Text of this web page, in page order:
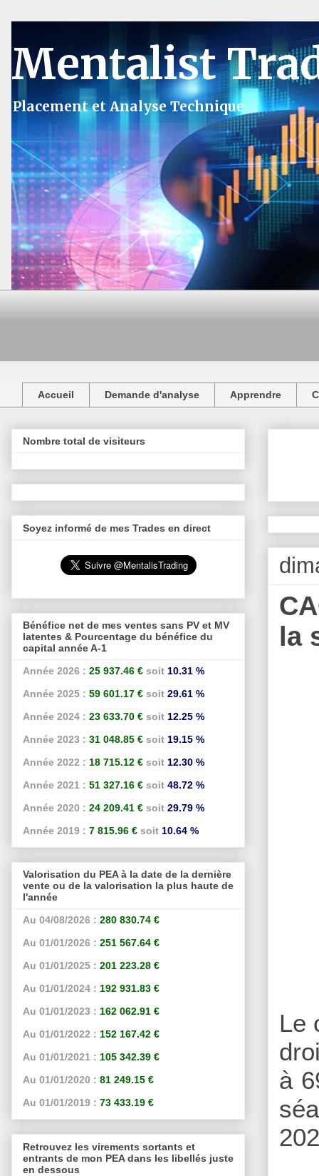
Mentalist
Placement et Analyse Technique
Accueil Demande d'analyse Apprendre
la
Le
à
Nombre total de visiteurs
Soyez informé de mes Trades en direct
Bénéfice net de mes ventes sans PV et MV
latentes & Pourcentage du bénéfice du
capital année A-1
Année 2026 : 25 937.46 € soit 10.31 %
Année 2025 : 59 601.17 € soit 29.61 %
Année 2024 : 23 633.70 € soit 12.25 %
Année 2023 : 31 048.85 € soit 19.15 %
Année 2022 : 18 715.12 € soit 12.30 %
Année 2021 : 51 327.16 € soit 48.72 %
Année 2020 : 24 209.41 € soit 29.79 %
Année 2019 : 7 815.96 € soit 10.64 %
Valorisation du PEA à la date de la dernière
vente ou de la valorisation la plus haute de
l'année
Au 04/08/2026 : 280 830.74 €
Au 01/01/2026 : 251 567.64 €
Au 01/01/2025 : 201 223.28 €
Au 01/01/2024 : 192 931.83 €
Au 01/01/2023 : 162 062.91 €
Au 01/01/2022 : 152 167.42 €
Au 01/01/2021 : 105 342.39 €
Au 01/01/2020 : 81 249.15 €
Au 01/01/2019 : 73 433.19 €
Retrouvez les virements sortants et
entrants de mon PEA dans les libellés juste
en dessous